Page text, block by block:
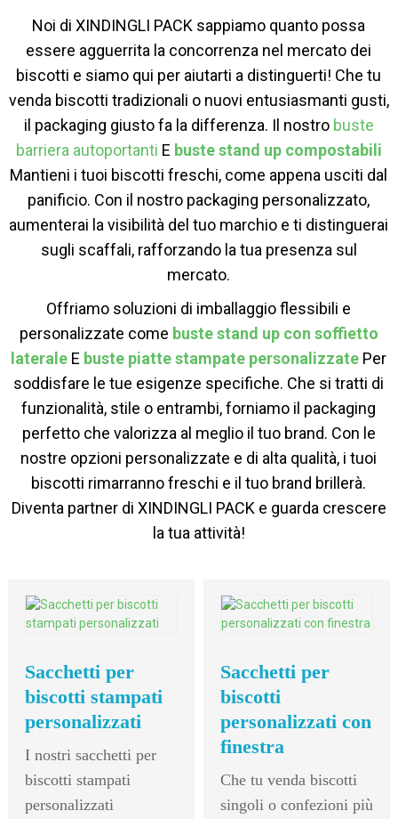
Noi di XINDINGLI PACK sappiamo quanto possa
essere agguerrita la concorrenza nel mercato dei
biscotti e siamo qui per aiutarti a distinguerti! Che tu
venda biscotti tradizionali o nuovi entusiasmanti gusti,
il packaging giusto fa la differenza. Il nostro buste
barriera autoportanti E buste stand up compostabili
Mantieni i tuoi biscotti freschi, come appena usciti dal
panificio. Con il nostro packaging personalizzato,
aumenterai la visibilità del tuo marchio e ti distinguerai
sugli scaffali, rafforzando la tua presenza sul
mercato.
Offriamo soluzioni di imballaggio flessibili e
personalizzate come buste stand up con soffietto
laterale E buste piatte stampate personalizzate Per
soddisfare le tue esigenze specifiche. Che si tratti di
funzionalità, stile o entrambi, forniamo il packaging
perfetto che valorizza al meglio il tuo brand. Con le
nostre opzioni personalizzate e di alta qualità, i tuoi
biscotti rimarranno freschi e il tuo brand brillerà.
Diventa partner di XINDINGLI PACK e guarda crescere
la tua attività!
Sacchetti per
biscotti stampati
personalizzati
I nostri sacchetti per
biscotti stampati
personalizzati
Sacchetti per
biscotti
personalizzati con
finestra
Che tu venda biscotti
singoli o confezioni più